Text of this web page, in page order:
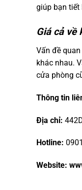
giúp bạn tiết
Giá cả về
Vấn đề
khác nhau.
cửa phòng
Thông tin
Địa chỉ:
Hotline:
Website: